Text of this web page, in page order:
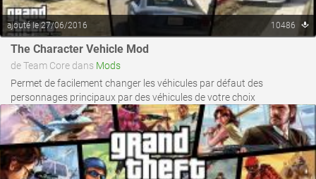
ajouté le 27/06/2016 10486
The Character Vehicle Mod
de Team Core dans Mods
Permet de facilement changer les véhicules par défaut des
personnages principaux par des véhicules de votre choix